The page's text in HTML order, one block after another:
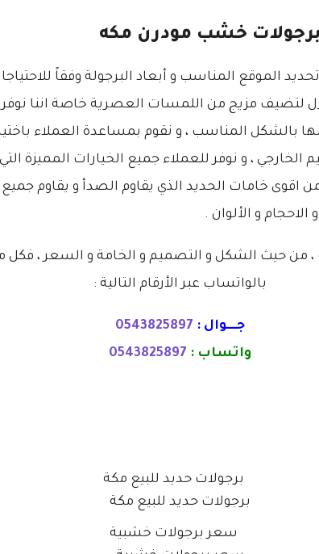
الموقع المناسب و أبعاد البرجولة وفقاً
لتضيف مزيج من اللمسات العصرية خاصة اننا نوفر
بالشكل المناسب ، و نقوم بمساعدة العملاء
، و نوفر للعملاء جميع الخيارات المميزة
اقوى خامات الحديد الذي يقاوم الصدأ و يقاوم جميع
الاحجام و الألوان .
، من حيث الشكل و التصميم و الخامة و السعر ، فكل
بالواتساب عبر الأرقام التالية :
جــــوال : 0543825897
واتساب : 0543825897
برجولات حديد للبيع مكة